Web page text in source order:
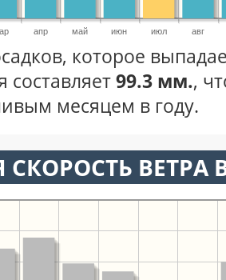
апр май июн июл авг
которое
99.3 мм.,
месяцем в году.
СКОРОСТЬ